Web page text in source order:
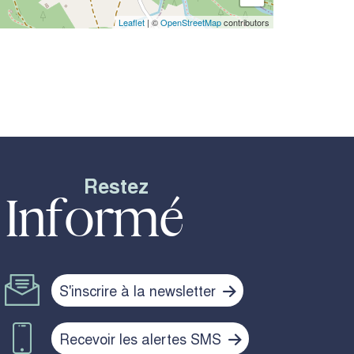
Leaflet | ©OpenStreetMapcontributors
Restez
Informé
S'inscrire à la newsletter
Recevoir les alertes SMS